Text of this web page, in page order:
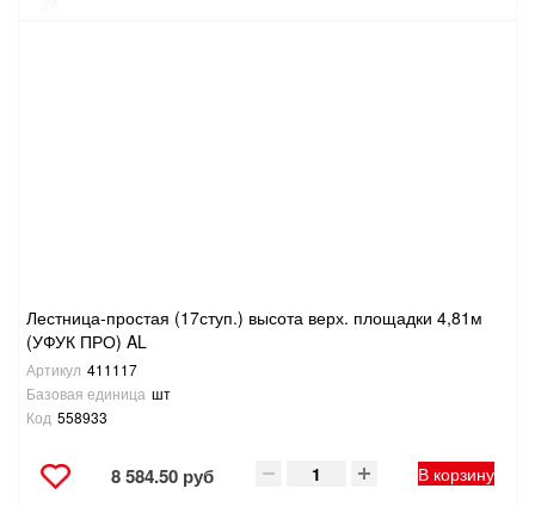
Лестница-простая (17ступ.) высота верх. площадки 4,81м
(УФУК ПРО) AL
Артикул 411117
Базовая единица шт
Код 558933
8 584.50 руб В корзину